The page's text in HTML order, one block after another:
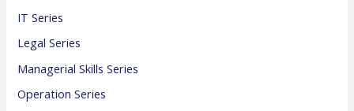
IT Series
Legal Series
Managerial Skills Series
Operation Series